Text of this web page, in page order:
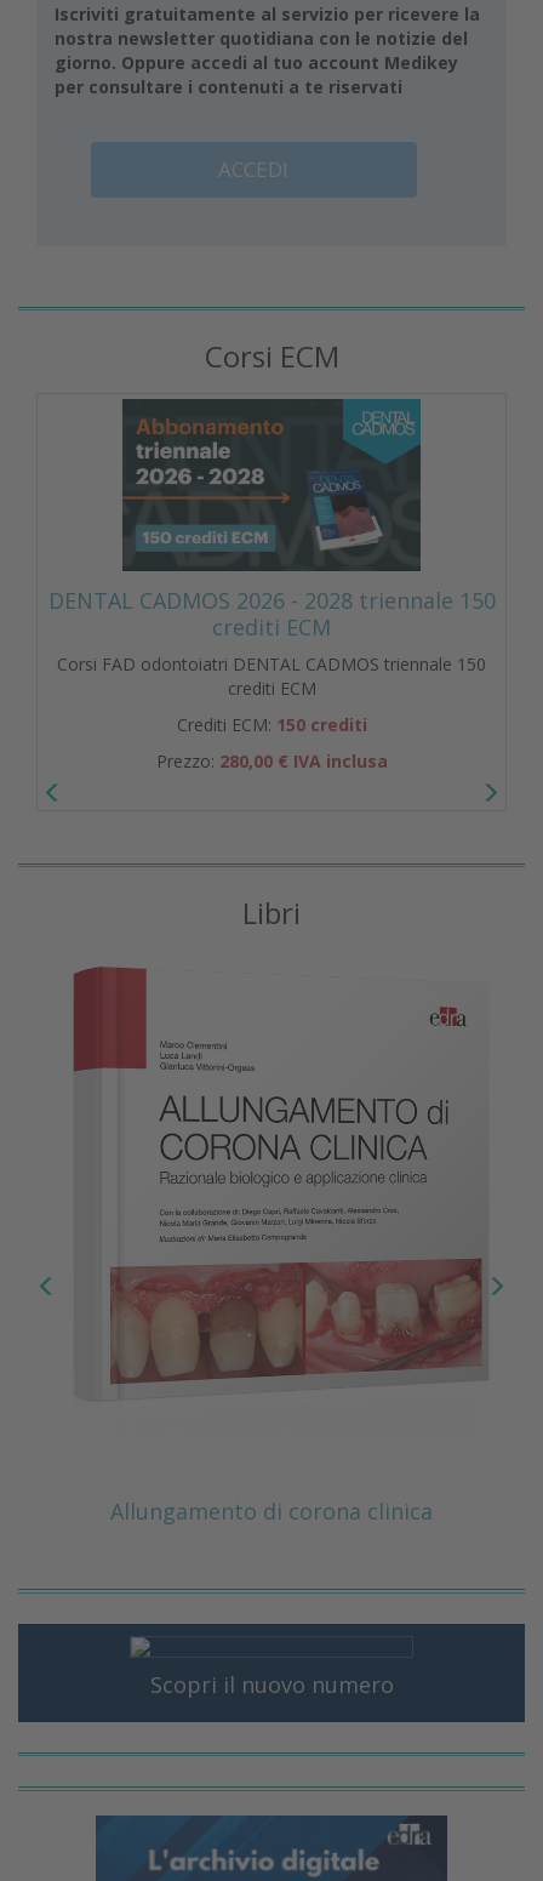
Iscriviti gratuitamente al servizio per ricevere la
nostra newsletter quotidiana con le notizie del
giorno. Oppure accedi al tuo account Medikey
per consultare i contenuti a te riservati
ACCEDI
Corsi ECM
DENTAL CADMOS 2026 - 2028 triennale 150
crediti ECM
Corsi FAD odontoiatri DENTAL CADMOS triennale 150
crediti ECM
Crediti ECM: 150 crediti
Prezzo: 280,00 € IVA inclusa
Libri
Allungamento di corona clinica
Scopri il nuovo numero